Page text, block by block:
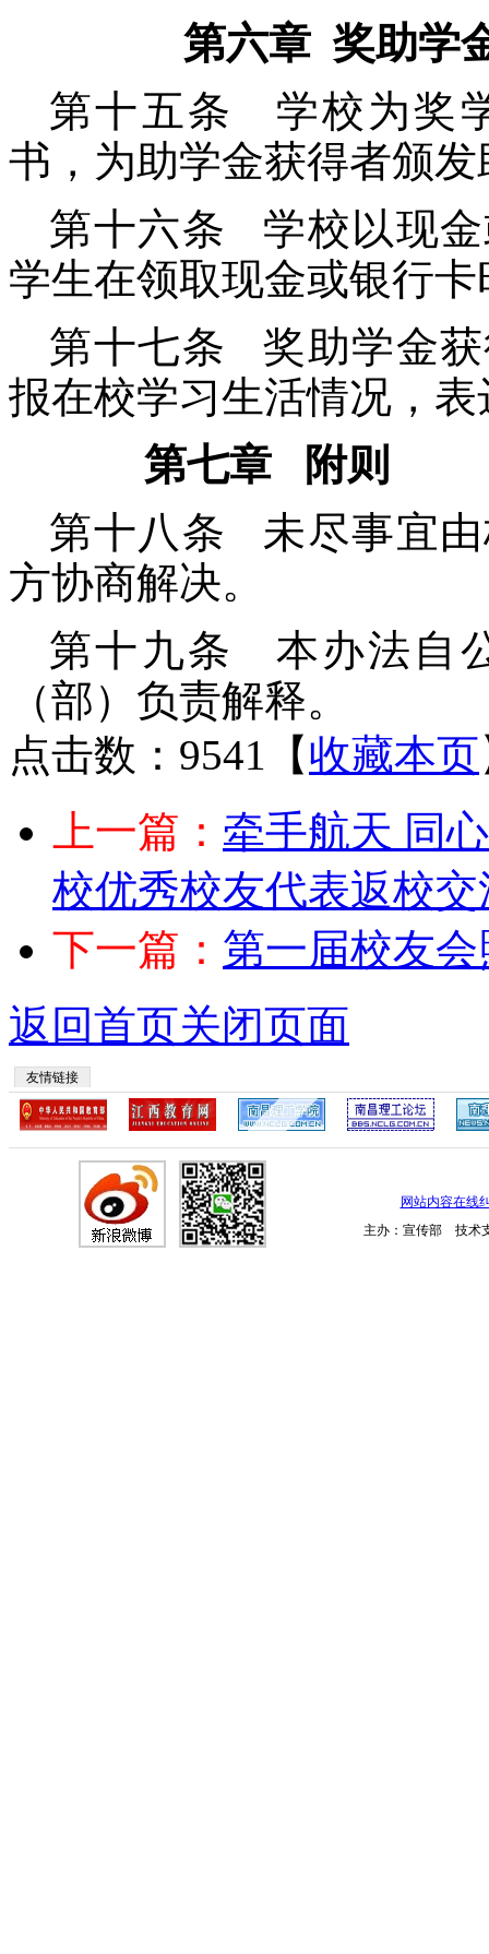
第六章 奖助学金
第十五条 学校为奖
书，为助学金获得者颁
第十六条 学校以现金
学生在领取现金或银行
第十七条 奖助学金获
报在校学习生活情况，
第七章 附则
第十八条 未尽事宜由
方协商解决。
第十九条 本办法自
（部）负责解释。
点击数：9541 【收藏本页
上一篇： 牵手航天 同
校优秀校友代表返校
下一篇： 第一届校友
返回首页关闭页面
友情链接
网站内容在线
主办：宣传部 技术